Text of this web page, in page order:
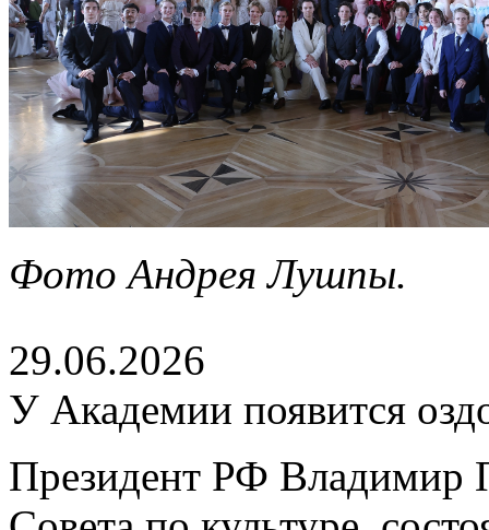
Фото Андрея Лушпы.
29.06.2026
У Академии появится
Президент РФ Владимир